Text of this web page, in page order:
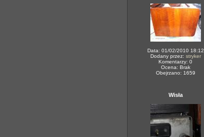
Data: 01/02/2010 18:12
Dodany przez: stryker
Komentarzy: 0
Ocena: Brak
Obejrzano: 1659
Wisła